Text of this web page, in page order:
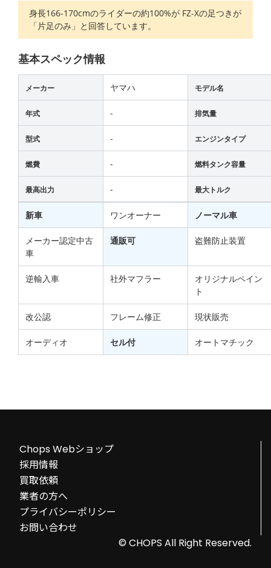
身長166-170cmのライダーの約100%が FZ-Xの足つきが
「片足のみ」と回答しています。
基本スペック情報
メーカー ヤマハ モデル名
年式 - 排気量
型式 - エンジンタイプ
燃費 - 燃料タンク容量
最高出力 - 最大トルク
新車 ワンオーナー ノーマル車
メーカー認定中古
車
通販可 盗難防止装置
逆輸入車 社外マフラー
オリジナルペイン
ト
改公認 フレーム修正 現状販売
オーディオ セル付 オートマチック
Chops Webショップ
採用情報
買取依頼
業者の方へ
プライバシーポリシー
お問い合わせ
© CHOPS All Right Reserved.